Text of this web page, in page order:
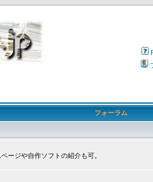
フォーラム
ージや自作ソフトの紹介も可。